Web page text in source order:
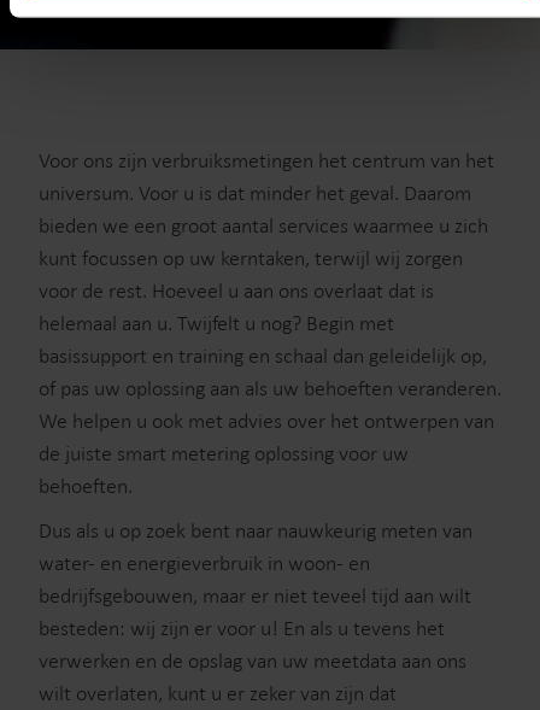
Voor ons zijn verbruiksmetingen het centrum van het
universum. Voor u is dat minder het geval. Daarom
bieden we een groot aantal services waarmee u zich
kunt focussen op uw kerntaken, terwijl wij zorgen
voor de rest. Hoeveel u aan ons overlaat dat is
helemaal aan u. Twijfelt u nog? Begin met
basissupport en training en schaal dan geleidelijk op,
of pas uw oplossing aan als uw behoeften veranderen.
We helpen u ook met advies over het ontwerpen van
de juiste smart metering oplossing voor uw
behoeften.
Dus als u op zoek bent naar nauwkeurig meten van
water- en energieverbruik in woon- en
bedrijfsgebouwen, maar er niet teveel tijd aan wilt
besteden: wij zijn er voor u! En als u tevens het
verwerken en de opslag van uw meetdata aan ons
wilt overlaten, kunt u er zeker van zijn dat